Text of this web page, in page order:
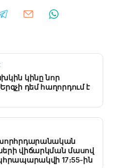
կինը նոր
դեմ հաղորդում է
խորհրդարանական
վիճարկման մասով
17։55-ին